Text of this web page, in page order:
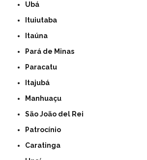
Ubá
Ituiutaba
Itaúna
Pará de Minas
Paracatu
Itajubá
Manhuaçu
São João del Rei
Patrocínio
Caratinga